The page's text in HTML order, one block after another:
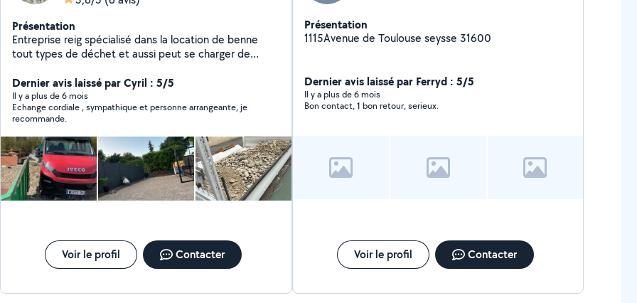
Présentation
Entreprise reig spécialisé dans la location de benne
tout types de déchet et aussi peut se charger de
Dernier avis laissé par Cyril : 5/5
Il y a plus de 6 mois
Echange cordiale , sympathique et personne arrangeante, je
recommande.
Voir le profil Contacter
Présentation
1115Avenue de Toulouse seysse 31600
Dernier avis laissé par Ferryd : 5/5
Il y a plus de 6 mois
Bon contact, 1 bon retour, serieux.
Voir le profil Contacter